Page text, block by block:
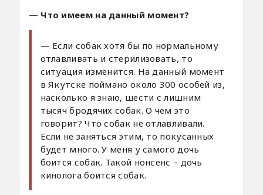
— Что имеем на данный момент?
— Если собак хотя бы по нормальному
отлавливать и стерилизовать, то
ситуация изменится. На данный момент
в Якутске поймано около 300 особей из,
насколько я знаю, шести с лишним
тысяч бродячих собак. О чем это
говорит? Что собак не отлавливали.
Если не заняться этим, то покусанных
будет много. У меня у самого дочь
боится собак. Такой нонсенс – дочь
кинолога боится собак.